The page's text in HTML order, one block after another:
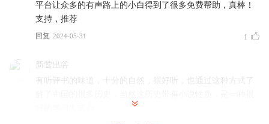
平台让众多的有声路上的小白得到了很多免费帮助，真棒！
支持，推荐
回复 2024-05-31 1
新莺出谷
有听评书的味道，十分的自然，很好听，也通过这种方式了